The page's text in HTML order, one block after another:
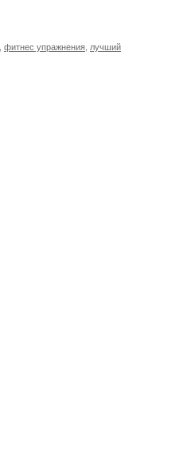
фитнес упражнения лучший